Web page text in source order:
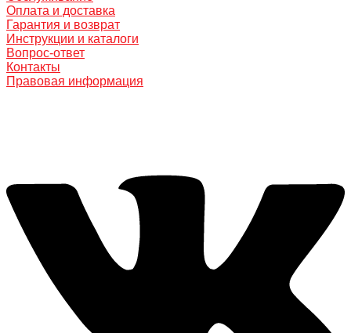
Оплата и доставка
Гарантия и возврат
Инструкции и каталоги
Вопрос-ответ
Контакты
Правовая информация